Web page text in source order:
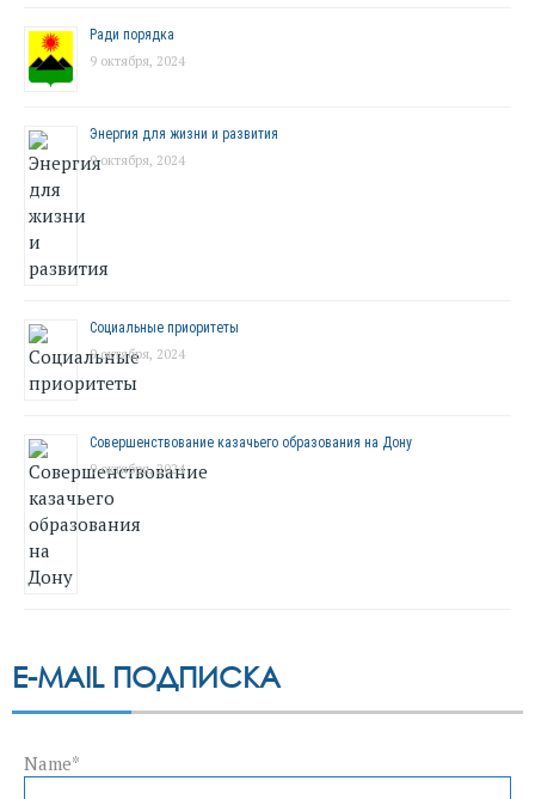
Ради порядка
9 октября, 2024
Энергия для жизни и развития
9 октября, 2024
Социальные приоритеты
9 октября, 2024
Совершенствование казачьего образования на Дону
9 октября, 2024
E-MAIL ПОДПИСКА
Name*